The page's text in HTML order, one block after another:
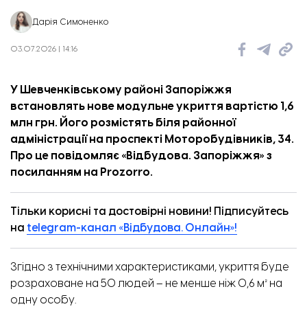
Дарія Симоненко
03.07.2026 | 14:16
У Шевченківському районі Запоріжжя
встановлять нове модульне укриття вартістю 1,6
млн грн. Його розмістять біля районної
адміністрації на проспекті Моторобудівників, 34.
Про це повідомляє «Відбудова. Запоріжжя» з
посиланням на Prozorro.
Тільки корисні та достовірні новини! Підписуйтесь
на telegram-канал «Відбудова. Онлайн»!
Згідно з технічними характеристиками, укриття буде
розраховане на 50 людей – не менше ніж 0,6 м² на
одну особу.